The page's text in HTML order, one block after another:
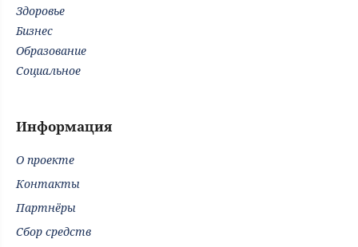
Здоровье
Бизнес
Образование
Социальное
Информация
О проекте
Контакты
Партнёры
Сбор средств